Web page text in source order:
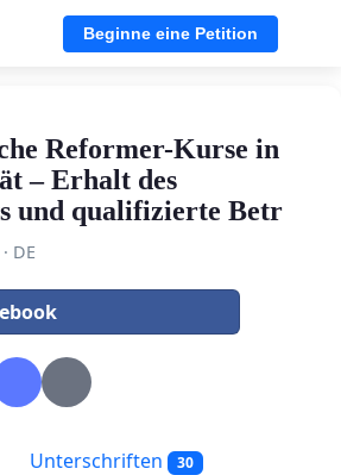
Beginne eine Petition
Reformer-Kurse in
– Erhalt des
und qualifizierte Betr
DE
Unterschriften 30